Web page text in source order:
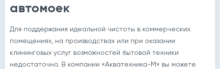
автомоек
Для поддержания идеальной чистоты в коммерческих
помещениях, на производствах или при оказании
клининговых услуг возможностей бытовой техники
недостаточно. В компании «Акватехника-М» вы можете